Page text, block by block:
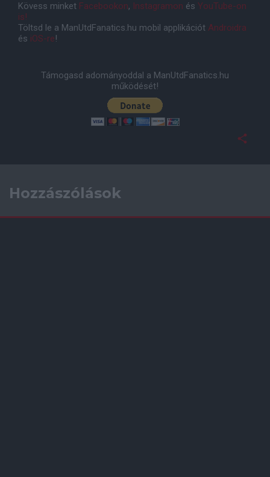
Kövess minket Facebookon, Instagramon és YouTube-on
is!
Töltsd le a ManUtdFanatics.hu mobil applikációt Androidra
és iOS-re!
Támogasd adományoddal a ManUtdFanatics.hu
működését!
Hozzászólások